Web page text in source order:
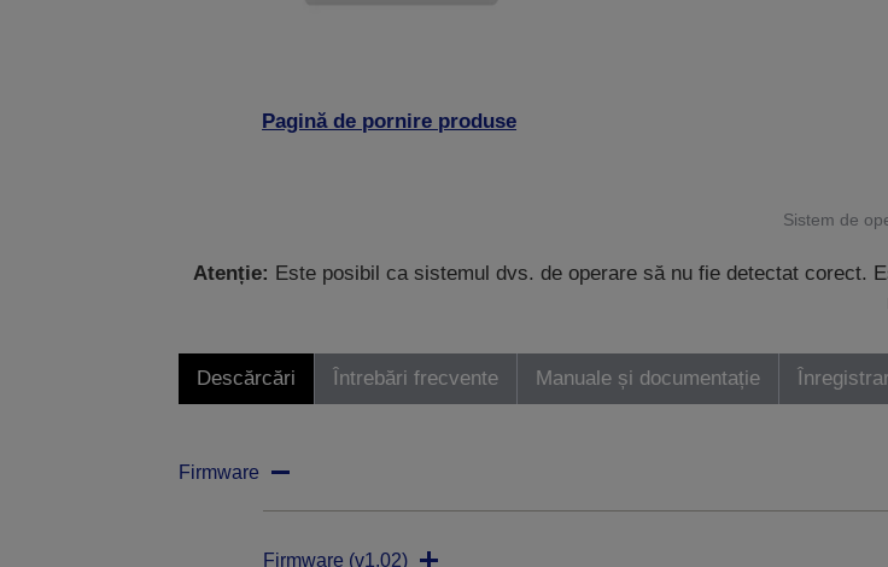
Pagină de pornire produse
Sistem de
Atenție: Este posibil ca sistemul dvs. de operare să nu fie detectat corect.
Descărcări Întrebări frecvente Manuale și documentație
Firmware
Firmware (v1.02)